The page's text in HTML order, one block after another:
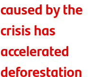
caused by the
crisis has
accelerated
deforestation